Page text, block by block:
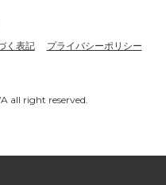
く表記 プライバシーポリシー
all right reserved.